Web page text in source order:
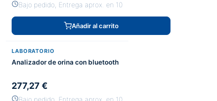
Bajo pedido, Entrega aprox. en 10
Añadir al carrito
LABORATORIO
Analizador de orina con bluetooth
277,27 €
Bajo pedido, Entrega aprox. en 10